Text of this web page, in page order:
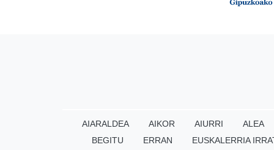
AIARALDEA AIKOR AIURRI ALEA
BEGITU
ERRAN EUSKALERRIA